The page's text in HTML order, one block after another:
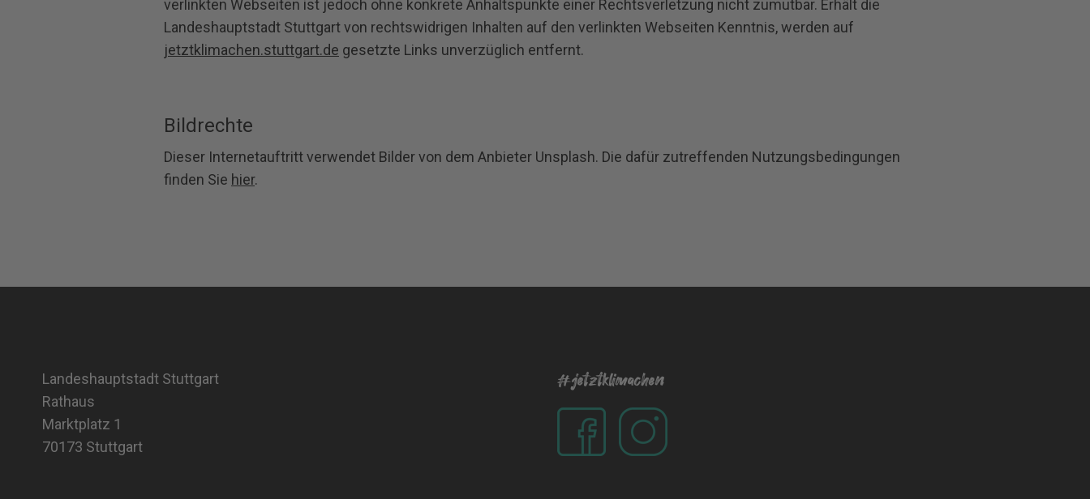
verlinkten Webseiten ist jedoch ohne konkrete Anhaltspunkte einer Rechtsverletzung nicht zumutbar. Erhält die
Landeshauptstadt Stuttgart von rechtswidrigen Inhalten auf den verlinkten Webseiten Kenntnis, werden auf
jetztklimachen.stuttgart.de gesetzte Links unverzüglich entfernt.
Bildrechte
Dieser Internetauftritt verwendet Bilder von dem Anbieter Unsplash. Die dafür zutreffenden Nutzungsbedingungen
finden Sie hier.
Landeshauptstadt Stuttgart
Rathaus
Marktplatz 1
70173 Stuttgart
#jetztklimachen